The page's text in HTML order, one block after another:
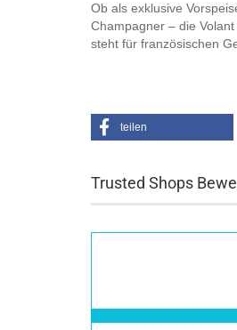
Ob als exklusive
Champagner – die
steht für französischen
teilen
Trusted Shops